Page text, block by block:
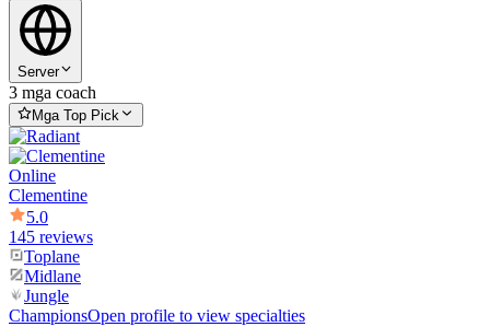
Server
3 mga coach
Mga Top Pick
Online
Clementine
5.0
145 reviews
Toplane
Midlane
Jungle
ChampionsOpen profile to view specialties